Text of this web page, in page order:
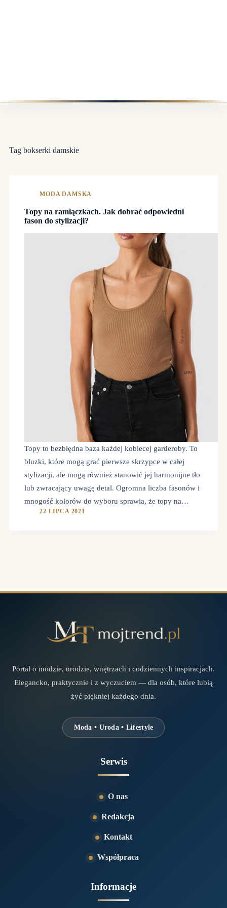
Tag bokserki damskie
MODA DAMSKA
Topy na ramiączkach. Jak dobrać odpowiedni
fason do stylizacji?
Topy to bezbłędna baza każdej kobiecej garderoby. To
bluzki, które mogą grać pierwsze skrzypce w całej
stylizacji, ale mogą również stanowić jej harmonijne tło
lub zwracający uwagę detal. Ogromna liczba fasonów i
mnogość kolorów do wyboru sprawia, że topy na…
22 LIPCA 2021
Portal o modzie, urodzie, wnętrzach i codziennych inspiracjach.
Elegancko, praktycznie i z wyczuciem — dla osób, które lubią
żyć piękniej każdego dnia.
Moda • Uroda • Lifestyle
Serwis
O nas
Redakcja
Kontakt
Współpraca
Informacje